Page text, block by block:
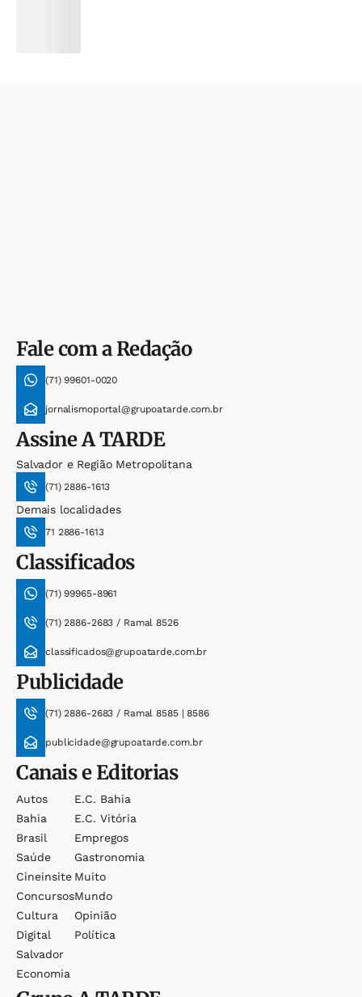
Fale com a Redação
(71) 99601-0020
jornalismoportal@grupoatarde.com.br
AssineA TARDE
Salvador e Região Metropolitana
(71) 2886-1613
Demais localidades
71 2886-1613
Classificados
(71) 99965-8961
(71) 2886-2683 / Ramal 8526
classificados@grupoatarde.com.br
Publicidade
(71) 2886-2683 / Ramal 8585 | 8586
publicidade@grupoatarde.com.br
Canais e Editorias
Autos
Bahia
Brasil
Saúde
Cineinsite
Concursos
Cultura
Digital
Salvador
Economia
E.c. Bahia
E.c. Vitória
Empregos
Gastronomia
Muito
Mundo
Opinião
Política